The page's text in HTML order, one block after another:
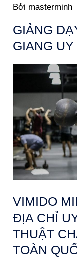
Bởi masterminh
GIẢNG
GIANG
VIMIDO
ĐỊA CHỈ
THUẬT
TOÀN